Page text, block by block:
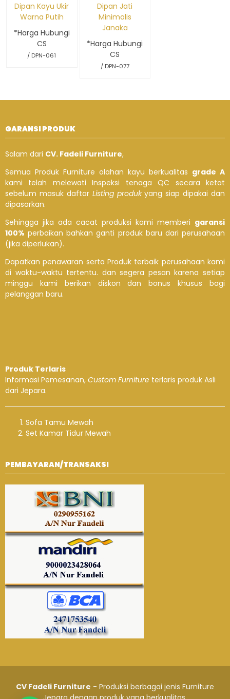
Dipan Kayu Ukir
Warna Putih
*Harga Hubungi
CS
/ DPN-061
Dipan Jati
Minimalis
Janaka
*Harga Hubungi
CS
/ DPN-077
GARANSI PRODUK
Salam dari CV. Fadeli Furniture,
Semua Produk Furniture olahan kayu berkualitas grade A
kami telah melewati Inspeksi tenaga QC secara ketat
sebelum masuk daftar Listing produkyang siap dipakai dan
dipasarkan.
Sehingga jika ada cacat produksi kami memberi garansi
100% perbaikan bahkan ganti produk baru dari perusahaan
(jika diperlukan).
Dapatkan penawaran serta Produk terbaik perusahaan kami
di waktu-waktu tertentu. dan segera pesan karena setiap
minggu kami berikan diskon dan bonus khusus bagi
pelanggan baru.
Produk Terlaris
Informasi Pemesanan, Custom Furniture terlaris produk Asli
dari Jepara.
Sofa Tamu Mewah
Set Kamar Tidur Mewah
PEMBAYARAN/TRANSAKSI
CV Fadeli Furniture - Produksi berbagai jenis Furniture